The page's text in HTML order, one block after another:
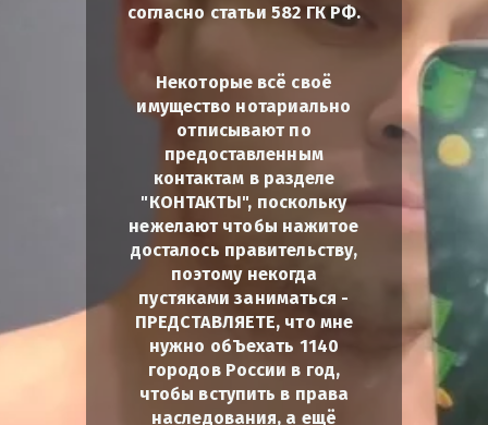
согласно статьи 582 ГК РФ.
Некоторые всё своё
имущество нотариально
отписывают по
предоставленным
контактам в разделе
"КОНТАКТЫ", поскольку
нежелают чтобы нажитое
досталось правительству,
поэтому некогда
пустяками заниматься -
ПРЕДСТАВЛЯЕТЕ, что мне
нужно обЪехать 1140
городов России в год,
чтобы вступить в права
наследования, а ещё